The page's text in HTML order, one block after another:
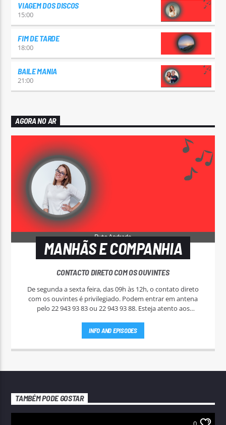
VIAGEM DOS DISCOS
15:00
FIM DE TARDE
18:00
BAILE MANIA
21:00
AGORA NO AR
MANHÃS E COMPANHIA
CONTACTO DIRETO COM OS OUVINTES
De segunda a sexta feira, das 09h às 12h, o contato direto
com os ouvintes é privilegiado. Podem entrar em antena
pelo 22 943 93 83 ou 22 943 93 88. Esteja atento aos
INFO AND EPISODES
TAMBÉM PODE GOSTAR